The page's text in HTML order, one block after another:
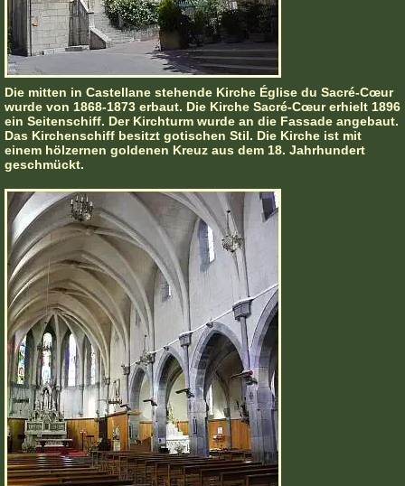
Die mitten in Castellane stehende Kirche Église du Sacré-Cœur
wurde von 1868-1873 erbaut. Die Kirche Sacré-Cœur erhielt 1896
ein Seitenschiff. Der Kirchturm wurde an die Fassade angebaut.
Das Kirchenschiff besitzt gotischen Stil. Die Kirche ist mit
einem hölzernen goldenen Kreuz aus dem 18. Jahrhundert
geschmückt.